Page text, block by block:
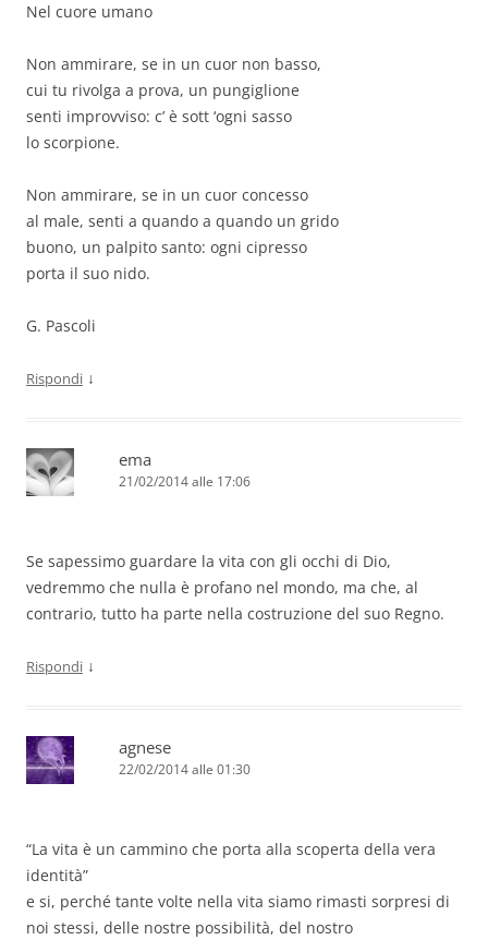
Nel cuore umano
Non ammirare, se in un cuor non basso,
cui tu rivolga a prova, un pungiglione
senti improvviso: c’ è sott ‘ogni sasso
lo scorpione.
Non ammirare, se in un cuor concesso
al male, senti a quando a quando un grido
buono, un palpito santo: ogni cipresso
porta il suo nido.
G. Pascoli
Rispondi ↓
ema
21/02/2014 alle 17:06
Se sapessimo guardare la vita con gli occhi di Dio,
vedremmo che nulla è profano nel mondo, ma che, al
contrario, tutto ha parte nella costruzione del suo Regno.
Rispondi ↓
agnese
22/02/2014 alle 01:30
“La vita è un cammino che porta alla scoperta della vera
identità”
e si, perché tante volte nella vita siamo rimasti sorpresi di
noi stessi, delle nostre possibilità, del nostro